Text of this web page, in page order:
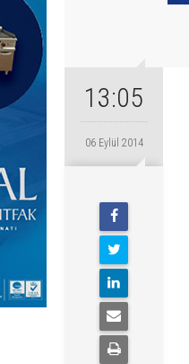
13:05
06 Eylül 2014